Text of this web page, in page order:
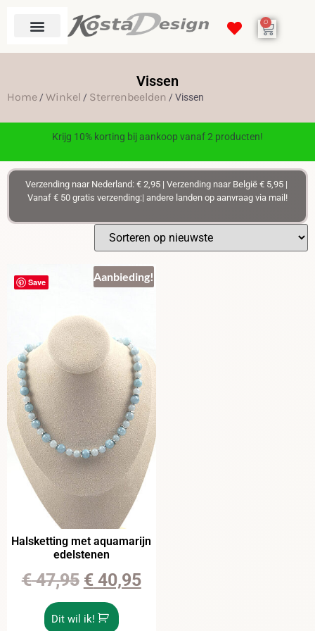
0
Vissen
Home /Winkel / Sterrenbeelden / Vissen
Krijg 10% korting bij aankoop vanaf 2 producten!
Verzending naar Nederland: € 2,95 | Verzending naar België € 5,95 |
Vanaf € 50 gratis verzending:| andere landen op aanvraag via mail!
Save Aanbieding!
Halsketting met aquamarijn
edelstenen
€47,95 €40,95
Dit wil ik!